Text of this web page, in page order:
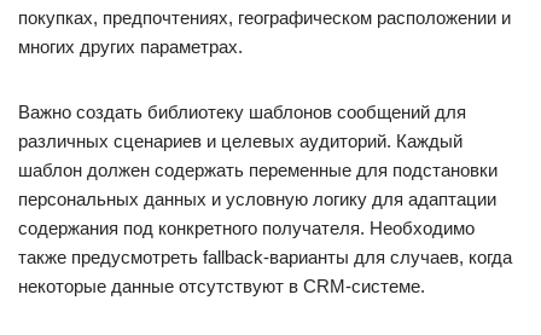
покупках, предпочтениях, географическом расположении и
многих других параметрах.
Важно создать библиотеку шаблонов сообщений для
различных сценариев и целевых аудиторий. Каждый
шаблон должен содержать переменные для подстановки
персональных данных и условную логику для адаптации
содержания под конкретного получателя. Необходимо
также предусмотреть fallback-варианты для случаев, когда
некоторые данные отсутствуют в CRM-системе.